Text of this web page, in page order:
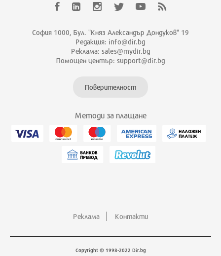
София 1000, Бул. "Княз Александър Дондуков" 19
Редакция: info@dir.bg
Реклама: sales@mydir.bg
Помощен център: support@dir.bg
Поверителност
Методи за плащане
Реклама Контакти
Copyright © 1998-2022 Dir.bg